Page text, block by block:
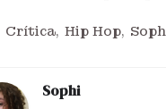
Crítica Hip Hop
Sophi